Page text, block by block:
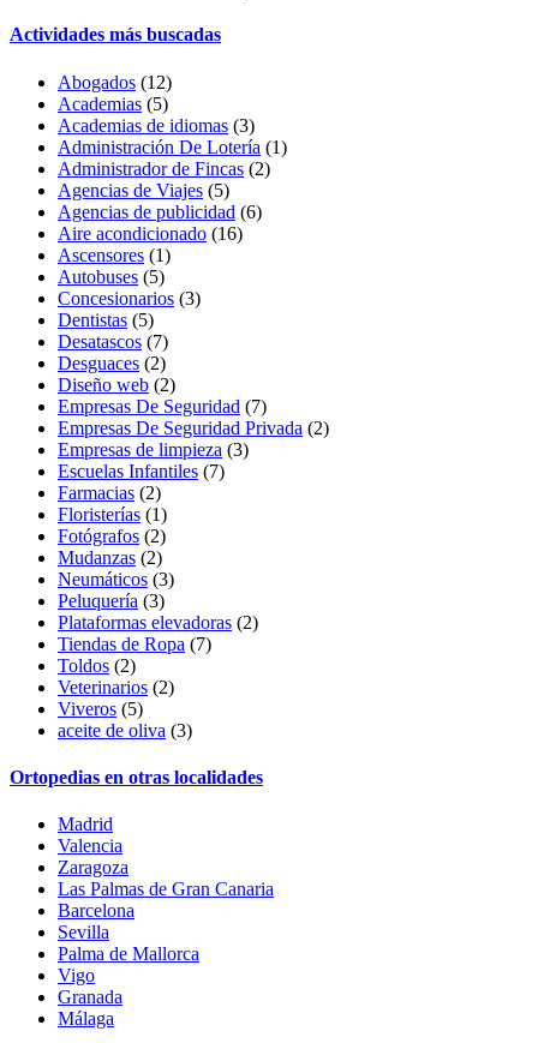
Actividades más buscadas
Abogados (12)
Academias (5)
Academias de idiomas (3)
Administración De Lotería (1)
Administrador de Fincas (2)
Agencias de Viajes (5)
Agencias de publicidad (6)
Aire acondicionado (16)
Ascensores (1)
Autobuses (5)
Concesionarios (3)
Dentistas (5)
Desatascos (7)
Desguaces (2)
Diseño web (2)
Empresas De Seguridad (7)
Empresas De Seguridad Privada (2)
Empresas de limpieza (3)
Escuelas Infantiles (7)
Farmacias (2)
Floristerías (1)
Fotógrafos (2)
Mudanzas (2)
Neumáticos (3)
Peluquería (3)
Plataformas elevadoras (2)
Tiendas de Ropa (7)
Toldos (2)
Veterinarios (2)
Viveros (5)
aceite de oliva (3)
Ortopedias en otras localidades
Madrid
Valencia
Zaragoza
Las Palmas de Gran Canaria
Barcelona
Sevilla
Palma de Mallorca
Vigo
Granada
Málaga